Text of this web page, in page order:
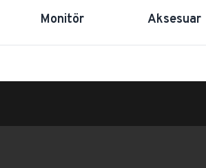
Monitör Aksesuar